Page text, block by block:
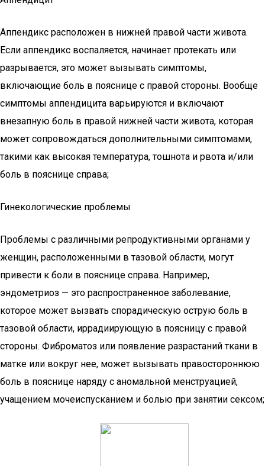
Аппендикс расположен в нижней правой части живота.
Если аппендикс воспаляется, начинает протекать или
разрывается, это может вызывать симптомы,
включающие боль в пояснице с правой стороны. Вообще
симптомы аппендицита варьируются и включают
внезапную боль в правой нижней части живота, которая
может сопровождаться дополнительными симптомами,
такими как высокая температура, тошнота и рвота и/или
боль в пояснице справа;
Гинекологические проблемы
Проблемы с различными репродуктивными органами у
женщин, расположенными в тазовой области, могут
привести к боли в пояснице справа. Например,
эндометриоз — это распространенное заболевание,
которое может вызвать спорадическую острую боль в
тазовой области, иррадиирующую в поясницу с правой
стороны. Фиброматоз или появление разрастаний ткани в
матке или вокруг нее, может вызывать правостороннюю
боль в пояснице наряду с аномальной менструацией,
учащением мочеиспусканием и болью при занятии сексом;